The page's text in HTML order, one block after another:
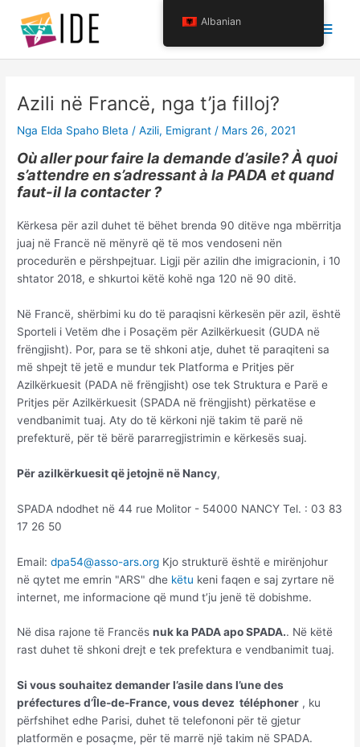
përmbajtja
Azili në Francë, nga t’ja filloj?
Nga Elda Spaho Bleta/Azili, Emigrant / Mars 26, 2021
Où aller pour faire la demande d’asile? À quoi
s’attendre en s’adressant à la PADA et quand
faut-il la contacter ?
Kërkesa për azil duhet të bëhet brenda 90 ditëve nga mbërritja
juaj në Francë në mënyrë që të mos vendoseni nën
procedurën e përshpejtuar. Ligji për azilin dhe imigracionin, i 10
shtator 2018, e shkurtoi këtë kohë nga 120 në 90 ditë.
Në Francë, shërbimi ku do të paraqisni kërkesën për azil, është
Sporteli i Vetëm dhe i Posaçëm për Azilkërkuesit (GUDA në
frëngjisht). Por, para se të shkoni atje, duhet të paraqiteni sa
më shpejt të jetë e mundur tek Platforma e Pritjes për
Azilkërkuesit (PADA në frëngjisht) ose tek Struktura e Parë e
Pritjes për Azilkërkuesit (SPADA në frëngjisht) përkatëse e
vendbanimit tuaj. Aty do të kërkoni një takim të parë në
prefekturë, për të bërë pararregjistrimin e kërkesës suaj.
Për azilkërkuesit që jetojnë në Nancy,
SPADA ndodhet në 44 rue Molitor - 54000 NANCY Tel. : 03 83
17 26 50
Email:dpa54@asso-ars.org Kjo strukturë është e mirënjohur
në qytet me emrin "ARS" dhe këtu keni faqen e saj zyrtare në
internet, me informacione që mund t’ju jenë të dobishme.
Në disa rajone të Francësnuk ka PADA apo SPADA.. Në këtë
rast duhet të shkoni drejt e tek prefektura e vendbanimit tuaj.
Si vous souhaitez demander l’asile dans l’une des
préfectures d’Île-de-France, vous devez téléphoner , ku
përfshihet edhe Parisi, duhet të telefononi për të gjetur
platformën e posaçme, për të marrë një takim në SPADA.
Albanian